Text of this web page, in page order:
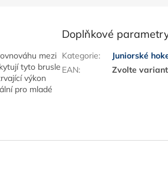
mezi
tyto brusle
výkon
pro mladé
Doplňkové
Kategorie:
Juniorské
EAN: Zvolte